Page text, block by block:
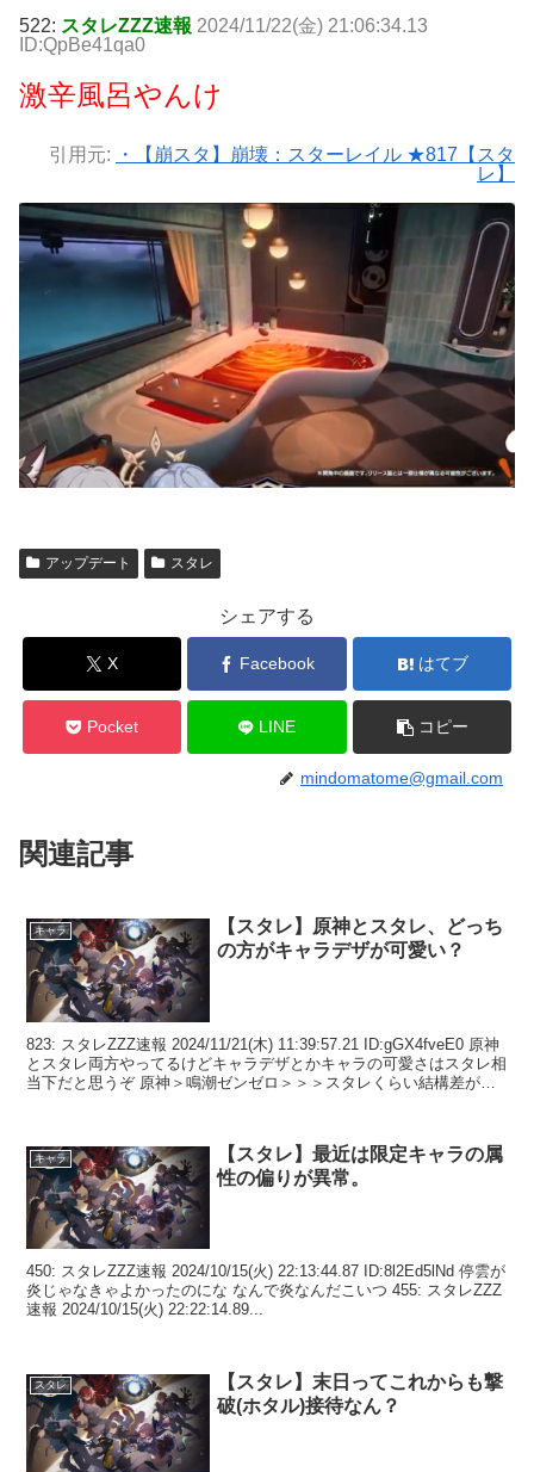
522: スタレZZZ速報 2024/11/22(金) 21:06:34.13
ID:QpBe41qa0
激辛風呂やんけ
引用元:
・【崩スタ】崩壊：スターレイル ★817【スタ
レ】
アップデート スタレ
シェアする
X Facebook はてブ
Pocket LINE コピー
mindomatome@gmail.com
関連記事
キャラ
【スタレ】原神とスタレ、どっち
の方がキャラデザが可愛い？
823: スタレZZZ速報 2024/11/21(木) 11:39:57.21 ID:gGX4fveE0 原神
とスタレ両方やってるけどキャラデザとかキャラの可愛さはスタレ相
当下だと思うぞ 原神＞鳴潮ゼンゼロ＞＞＞スタレくらい結構差があ
キャラ
【スタレ】最近は限定キャラの属
性の偏りが異常。
450: スタレZZZ速報 2024/10/15(火) 22:13:44.87 ID:8l2Ed5lNd 停雲が
炎じゃなきゃよかったのにな なんで炎なんだこいつ 455: スタレZZZ
速報 2024/10/15(火) 22:22:14.89...
スタレ
【スタレ】末日ってこれからも撃
破(ホタル)接待なん？